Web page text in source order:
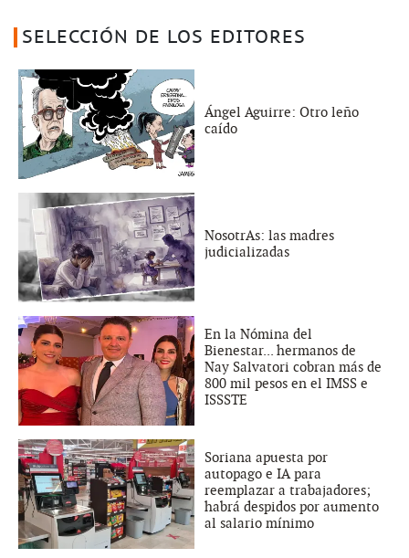
SELECCIÓN DE LOS EDITORES
Ángel Aguirre: Otro leño
caído
NosotrAs: las madres
judicializadas
En la Nómina del
Bienestar... hermanos de
Nay Salvatori cobran más de
800 mil pesos en el IMSS e
ISSSTE
Soriana apuesta por
autopago e IA para
reemplazar a trabajadores;
habrá despidos por aumento
al salario mínimo